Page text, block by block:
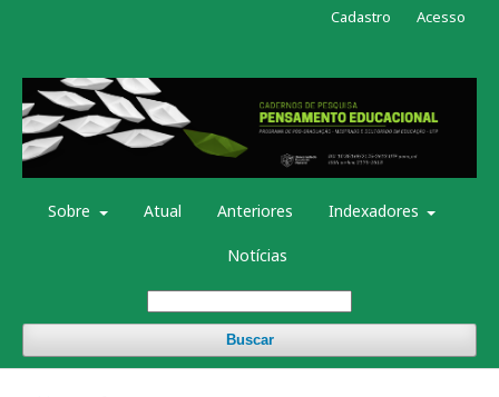
Sobre Atual Anteriores Indexadores
Notícias
Buscar
Cadastro Acesso